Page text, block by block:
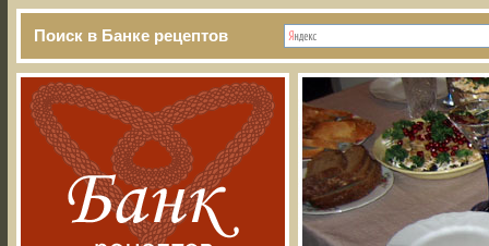
Поиск в Банке рецептов